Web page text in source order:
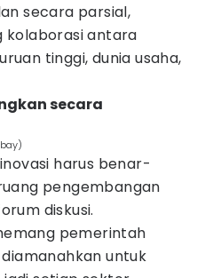
secara parsial,
kolaborasi antara
tinggi, dunia usaha,
secara
harus benar-
pengembangan
diskusi.
pemerintah
untuk